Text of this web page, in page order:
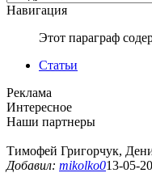
Навигация
Этот параграф
Статьи
Реклама
Интересное
Наши партнеры
Тимофей Григорчук,
Добавил: mikolko013-05-